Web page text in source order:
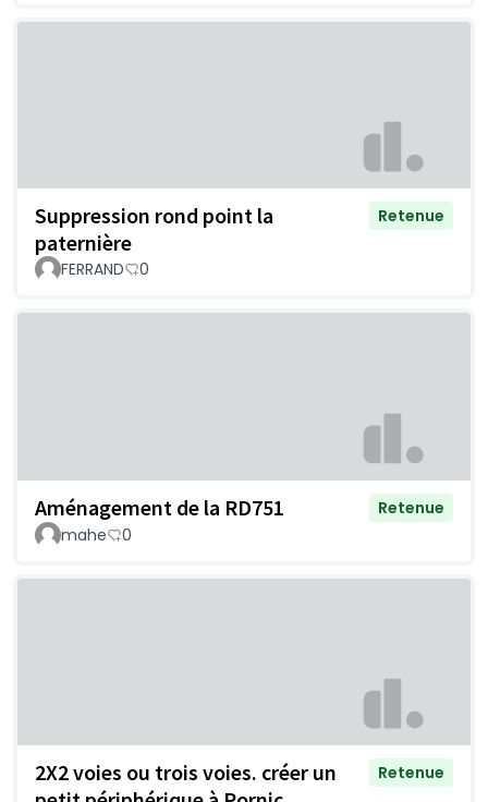
Suppression rond point la
paternière
Retenue
FERRAND 0
Aménagement de la RD751
Retenue
mahe
0
2X2 voies ou trois voies. créer un
Retenue